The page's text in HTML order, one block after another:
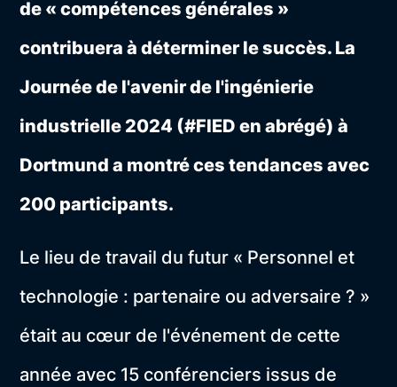
de « compétences générales »
contribuera à déterminer le succès. La
Journée de l'avenir de l'ingénierie
industrielle 2024 (#FIED en abrégé) à
Dortmund a montré ces tendances avec
200 participants.
Le lieu de travail du futur « Personnel et
technologie : partenaire ou adversaire ? »
était au cœur de l'événement de cette
année avec 15 conférenciers issus de